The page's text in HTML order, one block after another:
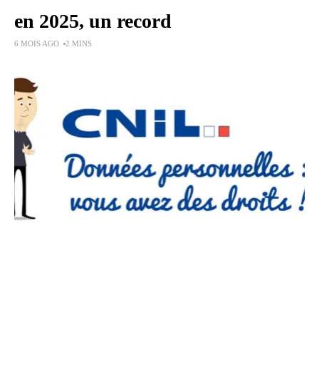
en 2025, un record
6 MOIS AGO 2 MINS